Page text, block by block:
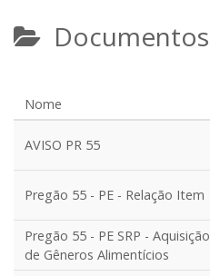
Documentos
Nome
AVISO PR 55
Pregão 55 - PE - Relação Item
Pregão 55 - PE SRP - Aquisição
de Gêneros Alimentícios